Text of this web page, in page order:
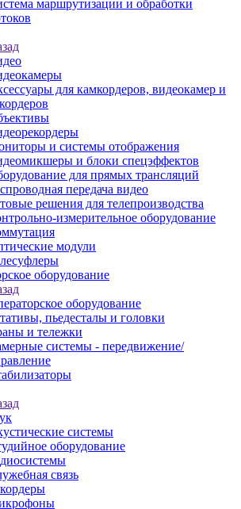
маршрутизации и обработки
для камкордеров, видеокамер и
и системы отображения
и блоки спецэффектов
для прямых трансляций
передача видео
решения для телепроизводства
измерительное оборудование
модули
оборудование
оборудование
пьедесталы и головки
и тележки
системы - передвижение/
системы
оборудование
связь